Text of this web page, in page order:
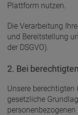
Plattform nutzen.
Die Verarbeitung
und Bereitstellung
der DSGVO).
2. Bei
Unsere
gesetzliche
personenbezogenen